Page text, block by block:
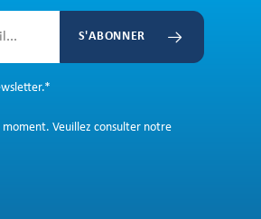
S'ABONNER
*
moment. Veuillez consulter notre